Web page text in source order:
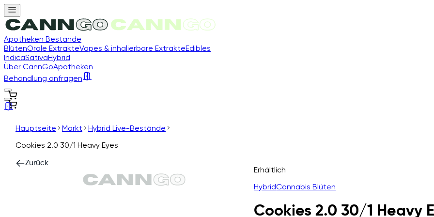
Apotheken Bestände
BlütenOrale ExtrakteVapes & inhalierbare ExtrakteEdibles
IndicaSativaHybrid
Über CannGoApotheken
Behandlung anfragen
Hauptseite Markt
Hybrid Live-Bestände
Cookies 2.0 30/1 Heavy Eyes
Zurück
Erhältlich
HybridCannabis Blüten
Cookies 2.0 30/1 Heavy